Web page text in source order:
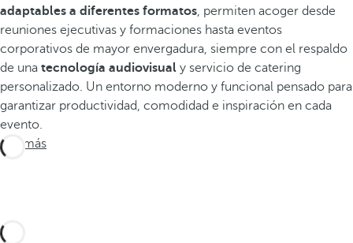
adaptables a diferentes formatos, permiten acoger desde
reuniones ejecutivas y formaciones hasta eventos
corporativos de mayor envergadura, siempre con el respaldo
de una tecnología audiovisual y servicio de catering
personalizado. Un entorno moderno y funcional pensado para
garantizar productividad, comodidad e inspiración en cada
evento.
Ver más